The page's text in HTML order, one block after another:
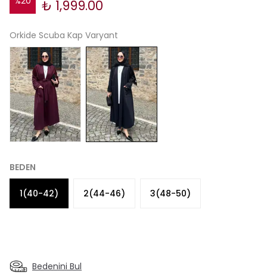
₺ 1,999.00
Orkide Scuba Kap Varyant
BEDEN
1(40-42) 2(44-46) 3(48-50)
Bedenini Bul